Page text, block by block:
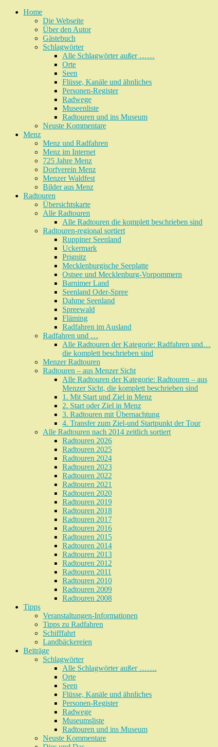
Home
Die Webseite
Über den Autor
Gästebuch
Schlagwörter
Alle Schlagwörter außer ……
Orte
Seen
Flüsse, Kanäle und ähnliches
Personen-Register
Radwege
Museenliste
Radtouren und ins Museum
Neuste Kommentare
Menz
Menz und Radfahren
Menz im Internet
725 Jahre Menz
Dorfverein Menz
Menzer Waldfest
Bilder aus Menz
Radtouren
Übersichtskarte
Alle Radtouren
Alle Radtouren die komplett beschrieben sind
Radtouren-regional sortiert
Ruppiner Seenland
Uckermark
Prignitz
Mecklenburgische Seeplatte
Ostsee und Mecklenburg-Vorpommern
Barnimer Land
Seenland Oder-Spree
Dahme Seenland
Spreewald
Fläming
Radfahren im Ausland
Radfahren und …
Alle Radtouren der Kategorie: Radfahren und…
die komplett beschrieben sind
Menzer Radtouren
Radtouren – aus Menzer Sicht
Alle Radtouren der Kategorie: Radtouren – aus
Menzer Sicht, die komplett beschrieben sind
1. Mit Start und Ziel in Menz
2. Start oder Ziel in Menz
3. Radtouren mit Übernachtung
4. Transfer zum Ziel-und Startpunkt der Tour
Alle Radtouren nach 2014 zeitlich sortiert
Radtouren 2026
Radtouren 2025
Radtouren 2024
Radtouren 2023
Radtouren 2022
Radtouren 2021
Radtouren 2020
Radtouren 2019
Radtouren 2018
Radtouren 2017
Radtouren 2016
Radtouren 2015
Radtouren 2014
Radtouren 2013
Radtouren 2012
Radtouren 2011
Radtouren 2010
Radtouren 2009
Radtouren 2008
Tipps
Veranstaltungen-Informationen
Tipps zu Radfahren
Schifffahrt
Landbäckereien
Beiträge
Schlagwörter
Alle Schlagwörter außer …….
Orte
Seen
Flüsse, Kanäle und ähnliches
Personen-Register
Radwege
Museumsliste
Radtouren und ins Museum
Neuste Kommentare